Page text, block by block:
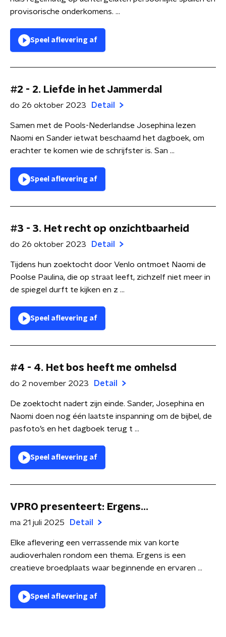
provisorische onderkomens. ...
Speel aflevering af
#2 - 2. Liefde in het Jammerdal
do 26 oktober 2023 Detail
Samen met de Pools-Nederlandse Josephina lezen
Naomi en Sander ietwat beschaamd het dagboek, om
erachter te komen wie de schrijfster is. San ...
Speel aflevering af
#3 - 3. Het recht op onzichtbaarheid
do 26 oktober 2023 Detail
Tijdens hun zoektocht door Venlo ontmoet Naomi de
Poolse Paulina, die op straat leeft, zichzelf niet meer in
de spiegel durft te kijken en z ...
Speel aflevering af
#4 - 4. Het bos heeft me omhelsd
do 2 november 2023 Detail
De zoektocht nadert zijn einde. Sander, Josephina en
Naomi doen nog één laatste inspanning om de bijbel, de
pasfoto’s en het dagboek terug t ...
Speel aflevering af
VPRO presenteert: Ergens...
ma 21 juli 2025 Detail
Elke aflevering een verrassende mix van korte
audioverhalen rondom een thema. Ergens is een
creatieve broedplaats waar beginnende en ervaren ...
Speel aflevering af